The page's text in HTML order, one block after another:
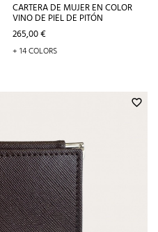
CARTERA DE MUJER EN COLOR
VINO DE PIEL DE PITÓN
Precio
265,00 €
+ 14 COLORS
favorite_border